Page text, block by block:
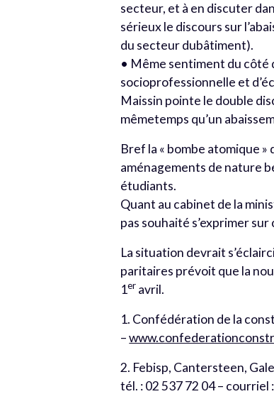
secteur, et à en discuter
sérieux le discours sur
du secteur dubâtiment).
• Même sentiment du côté
socioprofessionnelle et
Maissin pointe le double
mêmetemps qu’un
Bref la « bombe atomique
aménagements de nature
étudiants.
Quant au cabinet de la
pas souhaité s’exprimer
La situation devrait
paritaires prévoit que la
1er avril.
1. Confédération de la
–
2. Febisp, Cantersteen,
tél. : 02 537 72 04 – courriel :